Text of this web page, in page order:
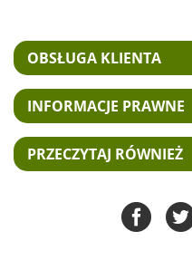
OBSŁUGA KLIENTA
INFORMACJE PRAWNE
PRZECZYTAJ RÓWNIEŻ